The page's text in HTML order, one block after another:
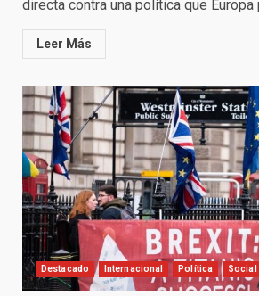
directa contra una política que Europa
Leer Más
Destacado Internacional Política Social